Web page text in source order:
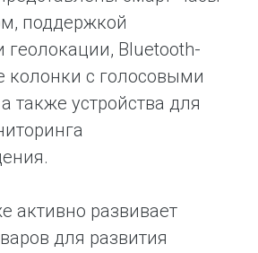
поддержкой
геолокации, Bluetooth-
колонки с голосовыми
также устройства для
активно развивает
для развития